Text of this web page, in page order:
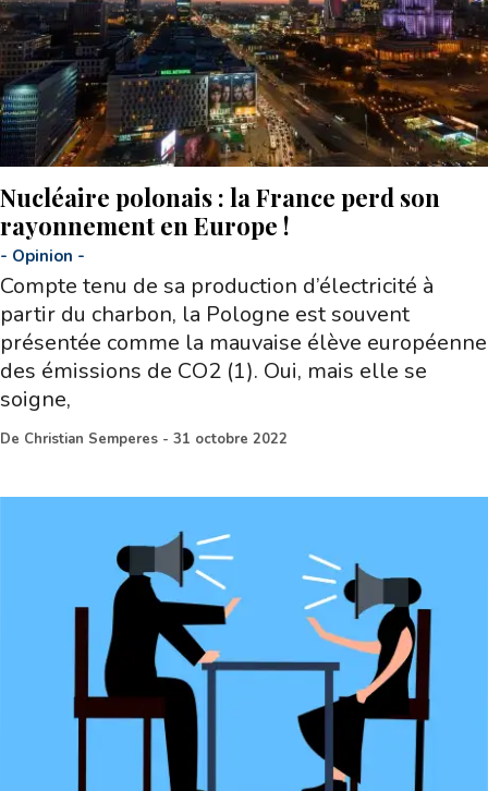
Nucléaire polonais : la France perd son
rayonnement en Europe !
- Opinion -
Compte tenu de sa production d’électricité à
partir du charbon, la Pologne est souvent
présentée comme la mauvaise élève européenne
des émissions de CO2 (1). Oui, mais elle se
soigne,
De Christian Semperes - 31 octobre 2022